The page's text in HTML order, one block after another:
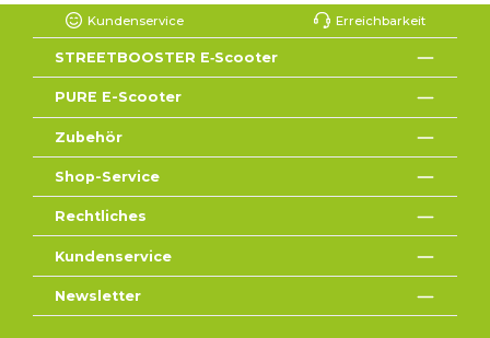
Kundenservice Erreichbarkeit
STREETBOOSTER E‑Scooter
PURE E-Scooter
Zubehör
Shop-Service
Rechtliches
Kundenservice
Newsletter